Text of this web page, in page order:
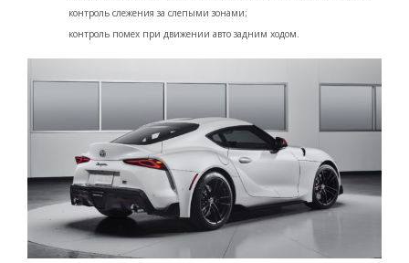
контроль слежения за слепыми зонами;
контроль помех при движении авто задним ходом.